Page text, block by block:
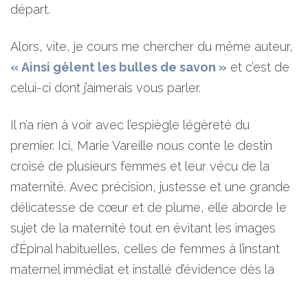
départ.
Alors, vite, je cours me chercher du même auteur,
« Ainsi gèlent les bulles de savon » et c’est de
celui-ci dont j’aimerais vous parler.
Il n’a rien à voir avec l’espiègle légèreté du
premier. Ici, Marie Vareille nous conte le destin
croisé de plusieurs femmes et leur vécu de la
maternité. Avec précision, justesse et une grande
délicatesse de cœur et de plume, elle aborde le
sujet de la maternité tout en évitant les images
d’Épinal habituelles, celles de femmes à l’instant
maternel immédiat et installé d’évidence dès la